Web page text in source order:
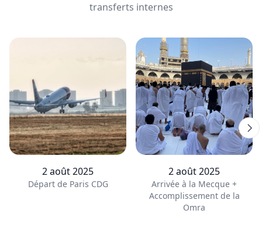
transferts internes
2 août 2025
Départ de Paris CDG
2 août 2025
Arrivée à la Mecque +
Accomplissement de la
Omra